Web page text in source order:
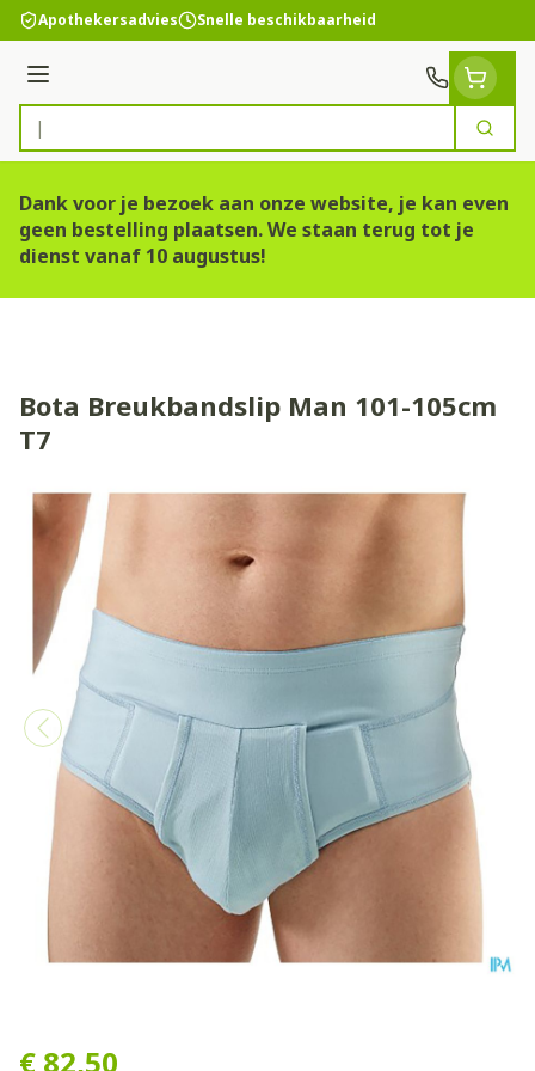
Ga naar de inhoud
Apothekersadvies Snelle beschikbaarheid
Menu
Product, merk, categorie...
Zoek
Dank voor je bezoek aan onze website, je kan even
geen bestelling plaatsen. We staan terug tot je
dienst vanaf 10 augustus!
Bota Breukbandslip Man 101-105cm
T7
€ 82,50